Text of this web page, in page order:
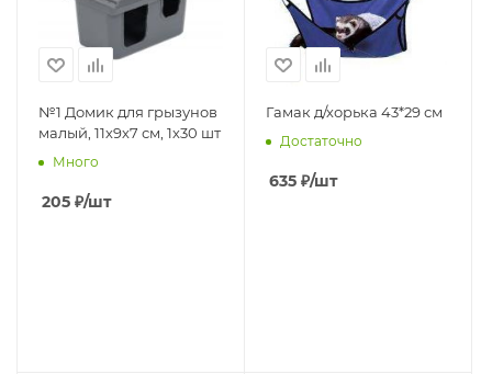
№1 Домик для грызунов
малый, 11х9х7 см, 1х30 шт
Много
205 ₽/шт
Гамак д/хорька 43*29 см
Достаточно
635 ₽/шт